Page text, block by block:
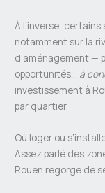
À l’inverse,
notamment sur la
d’aménagement —
opportunités… à
investissement à
par quartier.
Où loger ou
Assez parlé des
Rouen regorge de